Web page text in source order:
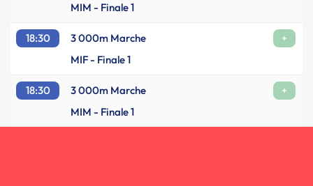
MIM - Finale 1
18:30 3 000m Marche
+
MIF - Finale 1
18:30 3 000m Marche
+
MIM - Finale 1